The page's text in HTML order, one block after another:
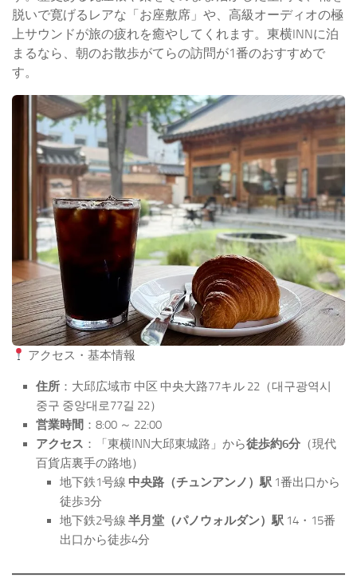
脱いで寛げるレアな「お座敷席」や、高級オーディオの極
上サウンドが旅の疲れを癒やしてくれます。東横INNに泊
まるなら、朝のお散歩がてらの訪問が1番のおすすめで
す。
アクセス・基本情報
住所 ：大邱広域市 中区 中央大路77キル 22（대구광역시
중구 중앙대로77길 22）
営業時間 ：8:00 ～ 22:00
アクセス ：「東横INN大邱東城路」から徒歩約6分 （現代
百貨店裏手の路地）
地下鉄1号線 中央路（チュンアンノ）駅 1番出口から
徒歩3分
地下鉄2号線 半月堂（パノウォルダン）駅 14・15番
出口から徒歩4分